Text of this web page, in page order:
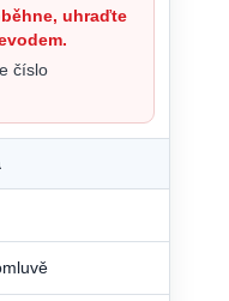
uhraďte
číslo